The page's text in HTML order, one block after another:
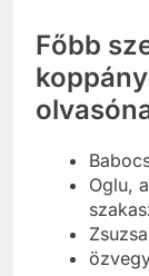
Főbb
Oglu,